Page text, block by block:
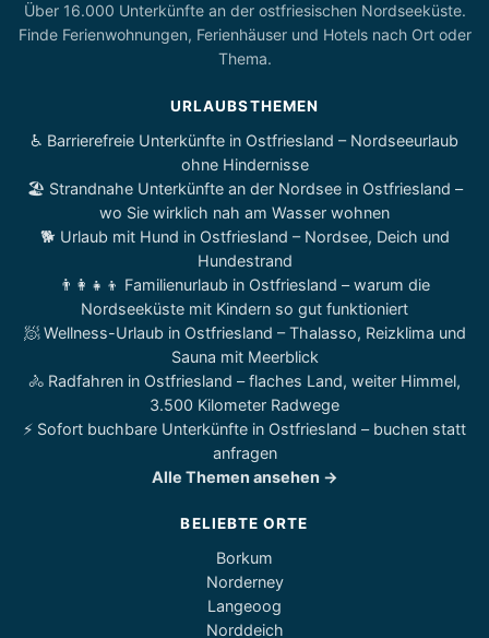
Über 16.000 Unterkünfte an der ostfriesischen Nordseeküste.
Finde Ferienwohnungen, Ferienhäuser und Hotels nach Ort oder
Thema.
URLAUBSTHEMEN
♿ Barrierefreie Unterkünfte in Ostfriesland – Nordseeurlaub
ohne Hindernisse
🏖️ Strandnahe Unterkünfte an der Nordsee in Ostfriesland –
wo Sie wirklich nah am Wasser wohnen
🐕 Urlaub mit Hund in Ostfriesland – Nordsee, Deich und
Hundestrand
👨‍👩‍👧‍👦 Familienurlaub in Ostfriesland – warum die
Nordseeküste mit Kindern so gut funktioniert
🧖 Wellness-Urlaub in Ostfriesland – Thalasso, Reizklima und
Sauna mit Meerblick
🚴 Radfahren in Ostfriesland – flaches Land, weiter Himmel,
3.500 Kilometer Radwege
⚡ Sofort buchbare Unterkünfte in Ostfriesland – buchen statt
anfragen
Alle Themen ansehen →
BELIEBTE ORTE
Borkum
Norderney
Langeoog
Norddeich